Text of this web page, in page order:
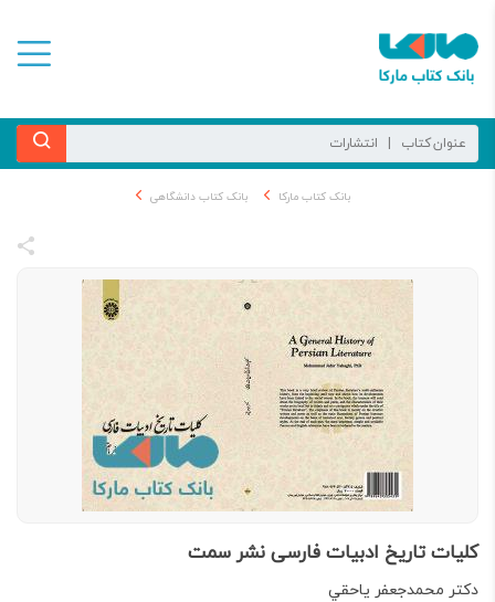
بانک کتاب مارکا بانک کتاب دانشگاهی
کلیات تاریخ ادبیات فارسی نشر سمت
دكتر محمدجعفر ياحقي